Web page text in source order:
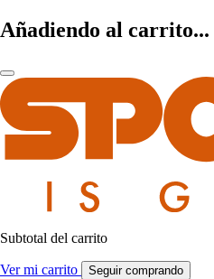
Añadiendo al carrito...
Subtotal del carrito
Ver mi carrito Seguir comprando